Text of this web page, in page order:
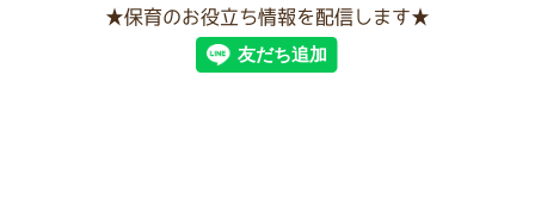
★保育のお役立ち情報を配信します★